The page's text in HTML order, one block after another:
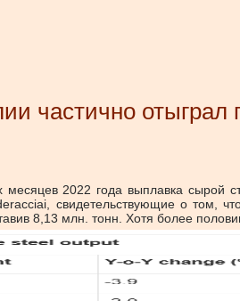
частично
месяцев 2022 года выплавка
свидетельствующие о том,
8,13 млн. тонн. Хотя более